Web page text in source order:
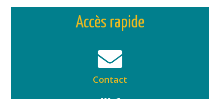
Accès rapide
Contact